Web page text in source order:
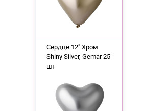
Сердце 12" Хром
Shiny Silver, Gemar 25
шт